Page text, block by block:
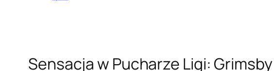
Sensacja w Pucharze Ligi: